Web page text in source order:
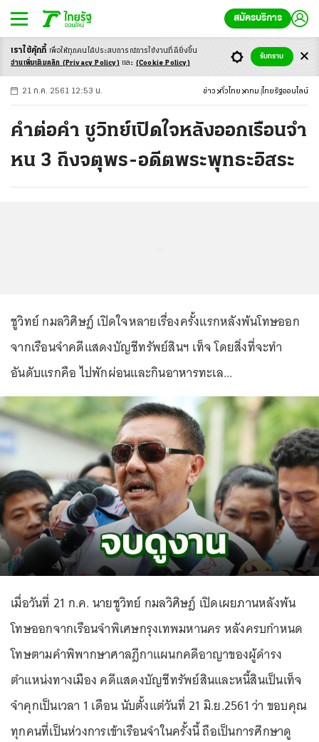
สมัครบริการ
-ก ก ก+
21 ก.ค. 2561 12:53 น. ข่าว ทั่วไทย กทม. ไทยรัฐออนไลน์
คำต่อคำ ชูวิทย์เปิดใจหลังออกเรือนจำ
หน 3 ถึงจตุพร-อดีตพระพุทธะอิสระ
ชูวิทย์ กมลวิศิษฎ์ เปิดใจหลายเรื่องครั้งแรกหลังพ้นโทษออก
จากเรือนจำคดีแสดงบัญชีทรัพย์สินฯ เท็จ โดยสิ่งที่จะทำ
อันดับแรกคือ ไปพักผ่อนและกินอาหารทะเล...
เมื่อวันที่ 21 ก.ค. นายชูวิทย์ กมลวิศิษฎ์ เปิดเผยภานหลังพ้น
โทษออกจากเรือนจำพิเศษกรุงเทพมหานคร หลังครบกำหนด
โทษตามคำพิพากษาศาลฎีกาแผนกคดีอาญาของผู้ดำรง
ตำแหน่งทางเมือง คดีแสดงบัญชีทรัพย์สินและหนี้สินเป็นเท็จ
จำคุกเป็นเวลา 1 เดือน นับตั้งแต่วันที่ 21 มิ.ย.2561 ว่า ขอบคุณ
ทุกคนที่เป็นห่วงการเข้าเรือนจำในครั้งนี้ ถือเป็นการศึกษาดู
เราใช้คุ้กกี้ เพื่อให้ทุกคนได้ประสบการณ์การใช้งานที่ดียิ่งขึ้น
อ่านเพิ่มเติมคลิก (Privacy Policy) และ (Cookie Policy)
รับทราบ